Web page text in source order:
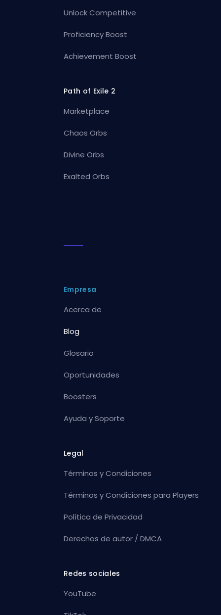
Unlock Competitive
Proficiency Boost
Achievement Boost
Path of Exile 2
Marketplace
Chaos Orbs
Divine Orbs
Exalted Orbs
Empresa
Acerca de
Blog
Glosario
Oportunidades
Boosters
Ayuda y Soporte
Legal
Términos y Condiciones
Términos y Condiciones para Players
Política de Privacidad
Derechos de autor / DMCA
Redes sociales
YouTube